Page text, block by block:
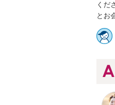
くだ
とお